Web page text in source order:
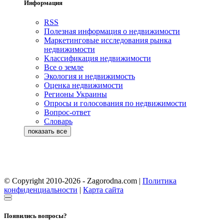
Информация
RSS
Полезная информация о недвижимости
Маркетинговые исследования рынка
недвижимости
Классификация недвижимости
Все о земле
Экология и недвижимость
Оценка недвижимости
Регионы Украины
Опросы и голосования по недвижимости
Вопрос-ответ
Словарь
© Copyright 2010-2026 - Zagorodna.com | Политика
конфиденциальности | Карта сайта
Появились вопросы?